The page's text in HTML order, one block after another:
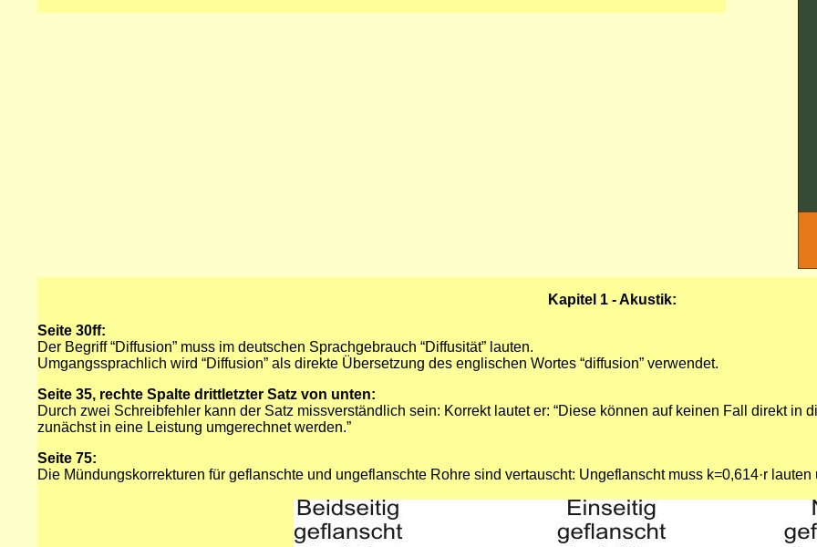
Kapitel 1 - Akustik:
Seite 30ff:
Der Begriff “Diffusion” muss im deutschen Sprachgebrauch “Diffusität” lauten.
Umgangssprachlich wird “Diffusion” als direkte Übersetzung des englischen Wortes “diffusion” verwendet.
Seite 35, rechte Spalte drittletzter Satz von unten:
Durch zwei Schreibfehler kann der Satz missverständlich sein: Korrekt lautet er: “Diese können auf keinen Fall direkt in
zunächst in eine Leistung umgerechnet werden.”
Seite 75:
Die Mündungskorrekturen für geflanschte und ungeflanschte Rohre sind vertauscht: Ungeflanscht muss k=0,614·r lauten